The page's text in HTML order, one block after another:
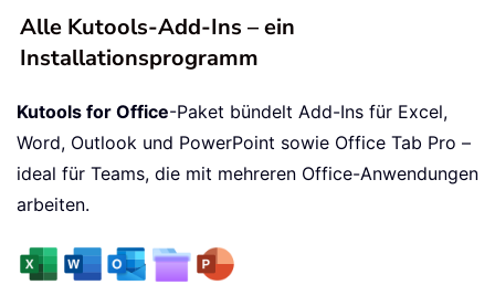
Alle Kutools-Add-Ins – ein
Installationsprogramm
Kutools for Office-Paket bündelt Add-Ins für Excel,
Word, Outlook und PowerPoint sowie Office Tab Pro –
ideal für Teams, die mit mehreren Office-Anwendungen
arbeiten.